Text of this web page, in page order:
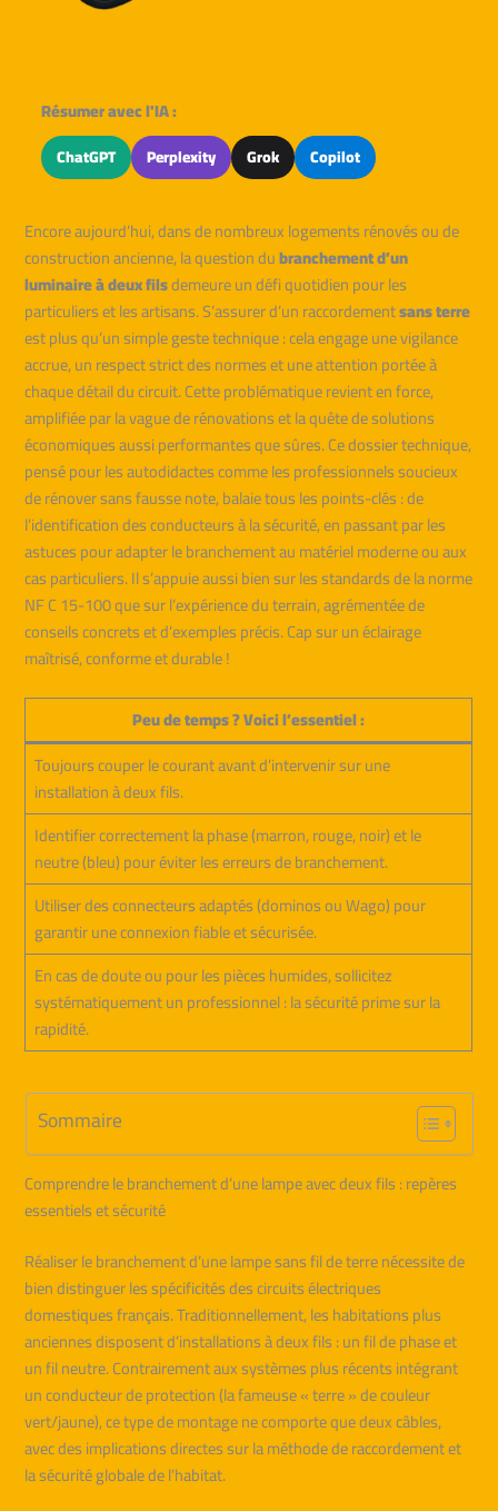
Résumer avec l'IA :
ChatGPT Perplexity Grok Copilot
Encore aujourd’hui, dans de nombreux logements rénovés ou de
construction ancienne, la question dubranchement d’un
luminaire à deux filsdemeure un défi quotidien pour les
particuliers et les artisans. S’assurer d’un raccordementsans terre
est plus qu’un simple geste technique : cela engage une vigilance
accrue, un respect strict des normes et une attention portée à
chaque détail du circuit. Cette problématique revient en force,
amplifiée par la vague de rénovations et la quête de solutions
économiques aussi performantes que sûres. Ce dossier technique,
pensé pour les autodidactes comme les professionnels soucieux
de rénover sans fausse note, balaie tous les points-clés : de
l’identification des conducteurs à la sécurité, en passant par les
astuces pour adapter le branchement au matériel moderne ou aux
cas particuliers. Il s’appuie aussi bien sur les standards de la norme
NF C 15-100 que sur l’expérience du terrain, agrémentée de
conseils concrets et d’exemples précis. Cap sur un éclairage
maîtrisé, conforme et durable !
Peu de temps ? Voici l’essentiel :
Toujours couper le courant avant d’intervenir sur une
installation à deux fils.
Identifier correctement la phase (marron, rouge, noir) et le
neutre (bleu) pour éviter les erreurs de branchement.
Utiliser des connecteurs adaptés (dominos ou Wago) pour
garantir une connexion fiable et sécurisée.
En cas de doute ou pour les pièces humides, sollicitez
systématiquement un professionnel : la sécurité prime sur la
rapidité.
Sommaire
Comprendre le branchement d’une lampe avec deux fils : repères
essentiels et sécurité
Réaliser le branchement d’une lampe sans fil de terre nécessite de
bien distinguer les spécificités des circuits électriques
domestiques français. Traditionnellement, les habitations plus
anciennes disposent d’installations à deux fils : un fil de phase et
un fil neutre. Contrairement aux systèmes plus récents intégrant
un conducteur de protection (la fameuse « terre » de couleur
vert/jaune), ce type de montage ne comporte que deux câbles,
avec des implications directes sur la méthode de raccordement et
la sécurité globale de l’habitat.